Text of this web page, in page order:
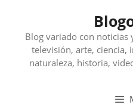
contenidoBlog variado con noticias
televisión, arte, ciencia,
naturaleza, historia,